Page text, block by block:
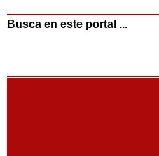
Busca en este portal ...